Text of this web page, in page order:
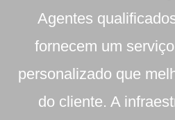
Agentes
fornecem um
personalizado que
do cliente. A